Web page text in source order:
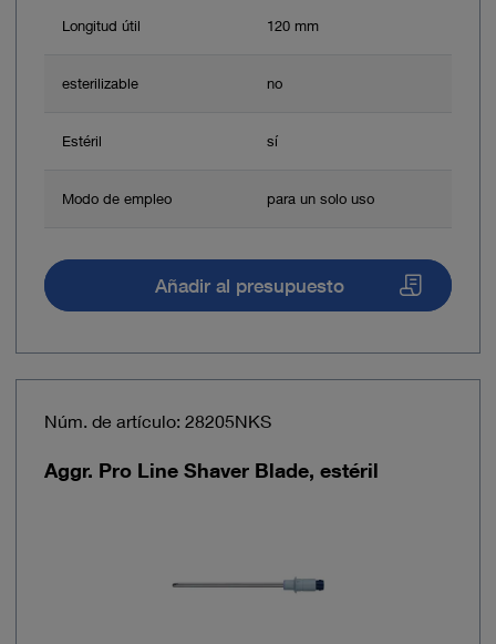
Longitud útil 120 mm
esterilizable no
Estéril sí
Modo de empleo para un solo uso
Añadir al presupuesto
Núm. de artículo: 28205NKS
Aggr. Pro Line Shaver Blade, estéril